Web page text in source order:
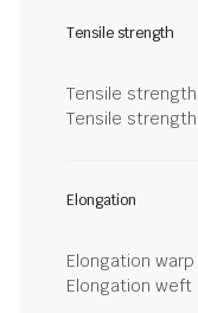
Tensile strength
Tensile
Tensile
Elongation
Elongation warp
Elongation weft